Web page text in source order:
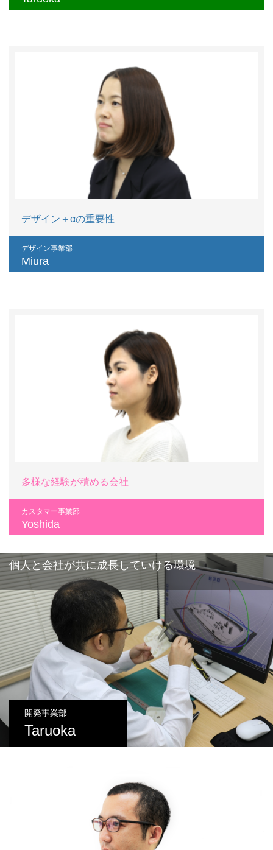
デザイン＋αの重要性
デザイン事業部
Miura
多様な経験が積める会社
カスタマー事業部
Yoshida
個人と会社が共に成長していける環境
開発事業部
Taruoka